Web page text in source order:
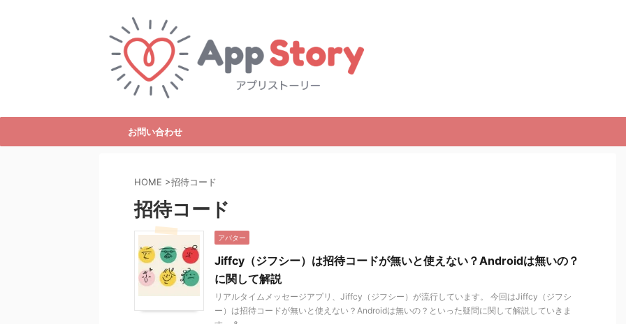
お問い合わせ
HOME >招待コード
招待コード
アバター
Jiffcy（ジフシー）は招待コードが無いと使えない？Androidは無いの？
に関して解説
リアルタイムメッセージアプリ、Jiffcy（ジフシー）が流行しています。 今回はJiffcy（ジフシ
ー）は招待コードが無いと使えない？Androidは無いの？といった疑問に関して解説していきま